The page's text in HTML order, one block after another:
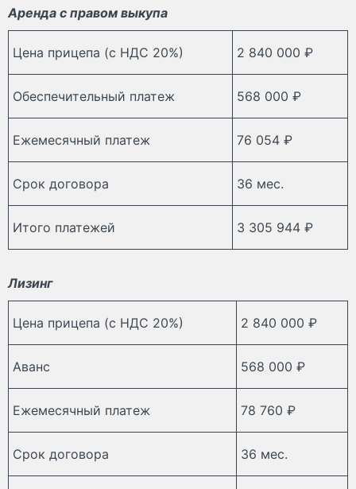
Аренда с правом выкупа
Цена прицепа (с НДС 20%) 2 840 000 ₽
Обеспечительный платеж 568 000 ₽
Ежемесячный платеж 76 054 ₽
Срок договора 36 мес.
Итого платежей 3 305 944 ₽
Лизинг
Цена прицепа (с НДС 20%) 2 840 000 ₽
Аванс 568 000 ₽
Ежемесячный платеж 78 760 ₽
Срок договора 36 мес.